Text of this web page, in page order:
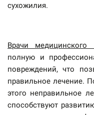
сухожилия.
Врачи
полную и
повреждений, что
правильное лечение.
этого неправильное
способствуют